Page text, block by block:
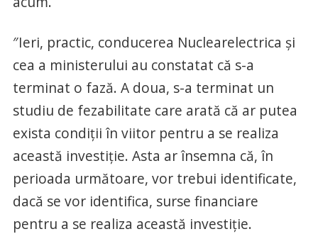
″Ieri, practic, conducerea Nuclearelectrica și
cea a ministerului au constatat că s-a
terminat o fază. A doua, s-a terminat un
studiu de fezabilitate care arată că ar putea
exista condiții în viitor pentru a se realiza
această investiție. Asta ar însemna că, în
perioada următoare, vor trebui identificate,
dacă se vor identifica, surse financiare
pentru a se realiza această investiție.